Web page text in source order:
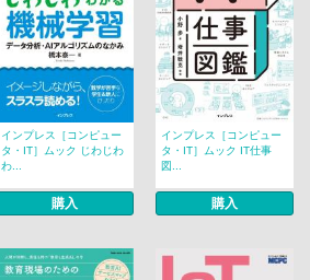
インプレス［コンピュー
タ・IT］ムック じわじわ
わ...
購入
インプレス［コンピュー
タ・IT］ムック IT仕事
図...
購入